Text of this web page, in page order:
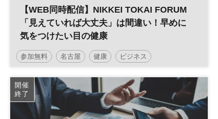
【WEB同時配信】NIKKEI TOKAI FORUM
「見えていれば大丈夫」は間違い！早めに
気をつけたい目の健康
参加無料 名古屋 健康 ビジネス
開催
終了